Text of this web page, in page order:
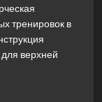
тренировок в
верхней